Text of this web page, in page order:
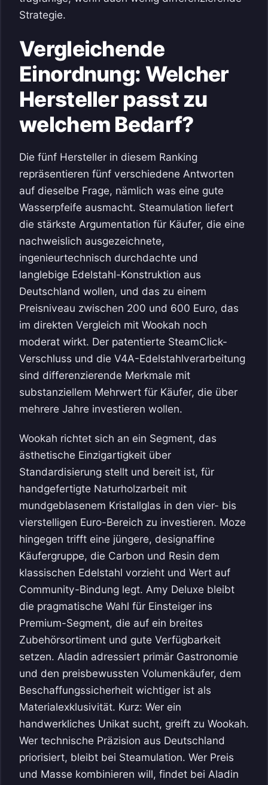
Strategie.
Vergleichende
Einordnung: Welcher
Hersteller passt zu
welchem Bedarf?
Die fünf Hersteller in diesem Ranking
repräsentieren fünf verschiedene Antworten
auf dieselbe Frage, nämlich was eine gute
Wasserpfeife ausmacht. Steamulation liefert
die stärkste Argumentation für Käufer, die eine
nachweislich ausgezeichnete,
ingenieurtechnisch durchdachte und
langlebige Edelstahl-Konstruktion aus
Deutschland wollen, und das zu einem
Preisniveau zwischen 200 und 600 Euro, das
im direkten Vergleich mit Wookah noch
moderat wirkt. Der patentierte SteamClick-
Verschluss und die V4A-Edelstahlverarbeitung
sind differenzierende Merkmale mit
substanziellem Mehrwert für Käufer, die über
mehrere Jahre investieren wollen.
Wookah richtet sich an ein Segment, das
ästhetische Einzigartigkeit über
Standardisierung stellt und bereit ist, für
handgefertigte Naturholzarbeit mit
mundgeblasenem Kristallglas in den vier- bis
vierstelligen Euro-Bereich zu investieren. Moze
hingegen trifft eine jüngere, designaffine
Käufergruppe, die Carbon und Resin dem
klassischen Edelstahl vorzieht und Wert auf
Community-Bindung legt. Amy Deluxe bleibt
die pragmatische Wahl für Einsteiger ins
Premium-Segment, die auf ein breites
Zubehörsortiment und gute Verfügbarkeit
setzen. Aladin adressiert primär Gastronomie
und den preisbewussten Volumenkäufer, dem
Beschaffungssicherheit wichtiger ist als
Materialexklusivität. Kurz: Wer ein
handwerkliches Unikat sucht, greift zu Wookah.
Wer technische Präzision aus Deutschland
priorisiert, bleibt bei Steamulation. Wer Preis
und Masse kombinieren will, findet bei Aladin